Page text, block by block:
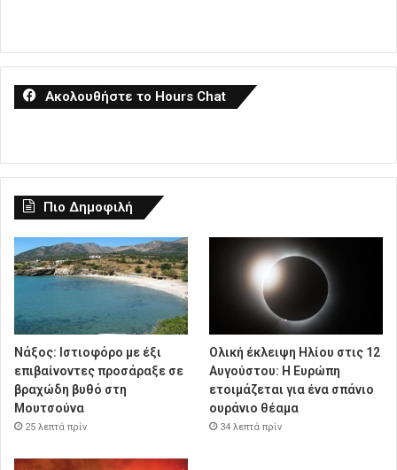
Ακολουθήστε το Hours Chat
Πιο Δημοφιλή
Νάξος: Ιστιοφόρο με έξι
επιβαίνοντες προσάραξε σε
βραχώδη βυθό στη
Μουτσούνα
25 λεπτά πρίν
Ολική έκλειψη Ηλίου στις 12
Αυγούστου: Η Ευρώπη
ετοιμάζεται για ένα σπάνιο
ουράνιο θέαμα
34 λεπτά πρίν